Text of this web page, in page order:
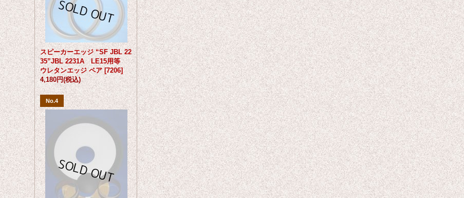
スピーカーエッジ “SF JBL 22
35”JBL 2231A LE15用等
ウレタンエッジ ペア [7206]
4,180円(税込)
No.4